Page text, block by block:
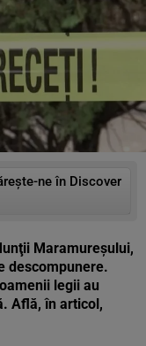
ne în Discover
Maramureşului,
descompunere.
legii au
Află, în articol,